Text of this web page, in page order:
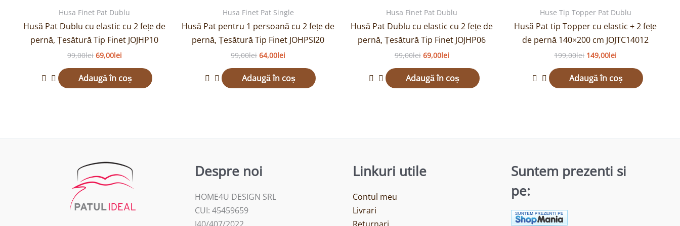
Husa Finet Pat Dublu
Husă Pat Dublu cu elastic cu 2 fețe de
pernă, Țesătură Tip Finet JOJHP10
99,00lei
99,00lei.
69,00lei
Adaugă în coș
Husa Finet Pat Single
Husă Pat pentru 1 persoană cu 2 fețe de
pernă, Țesătură Tip Finet JOHPSI20
99,00lei
99,00lei.
64,00lei
Adaugă în coș
Husa Finet Pat Dublu
Husă Pat Dublu cu elastic cu 2 fețe de
pernă, Țesătură Tip Finet JOJHP06
99,00lei
99,00lei.
69,00lei
Adaugă în coș
Huse Tip Topper Pat Dublu
Husă Pat tip Topper cu elastic + 2 fețe
de pernă 140×200 cm JOJTC14012
199,00lei
199,00lei.
149,00lei
Adaugă în coș
Despre noi
HOME4U DESIGN SRL
CUI: 45459659
Linkuri utile
Contul meu
Livrari
Suntem prezenti si
pe: